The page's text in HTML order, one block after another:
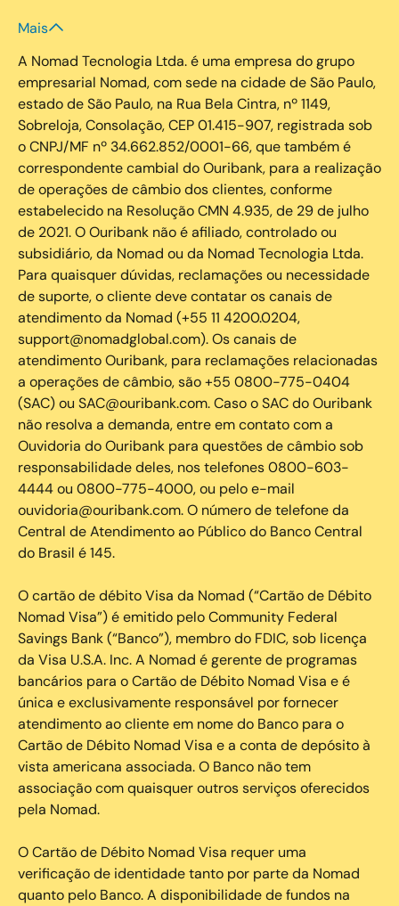
Mais
A Nomad Tecnologia Ltda. é uma empresa do grupo
empresarial Nomad, com sede na cidade de São Paulo,
estado de São Paulo, na Rua Bela Cintra, nº 1149,
Sobreloja, Consolação, CEP 01.415-907, registrada sob
o CNPJ/MF nº 34.662.852/0001-66, que também é
correspondente cambial do Ouribank, para a realização
de operações de câmbio dos clientes, conforme
estabelecido na Resolução CMN 4.935, de 29 de julho
de 2021. O Ouribank não é afiliado, controlado ou
subsidiário, da Nomad ou da Nomad Tecnologia Ltda.
Para quaisquer dúvidas, reclamações ou necessidade
de suporte, o cliente deve contatar os canais de
atendimento da Nomad (+55 11 4200.0204,
support@nomadglobal.com). Os canais de
atendimento Ouribank, para reclamações relacionadas
a operações de câmbio, são +55 0800-775-0404
(SAC) ou SAC@ouribank.com. Caso o SAC do Ouribank
não resolva a demanda, entre em contato com a
Ouvidoria do Ouribank para questões de câmbio sob
responsabilidade deles, nos telefones 0800-603-
4444 ou 0800-775-4000, ou pelo e-mail
ouvidoria@ouribank.com. O número de telefone da
Central de Atendimento ao Público do Banco Central
do Brasil é 145.
O cartão de débito Visa da Nomad (“Cartão de Débito
Nomad Visa”) é emitido pelo Community Federal
Savings Bank (“Banco”), membro do FDIC, sob licença
da Visa U.S.A. Inc. A Nomad é gerente de programas
bancários para o Cartão de Débito Nomad Visa e é
única e exclusivamente responsável por fornecer
atendimento ao cliente em nome do Banco para o
Cartão de Débito Nomad Visa e a conta de depósito à
vista americana associada. O Banco não tem
associação com quaisquer outros serviços oferecidos
pela Nomad.
O Cartão de Débito Nomad Visa requer uma
verificação de identidade tanto por parte da Nomad
quanto pelo Banco. A disponibilidade de fundos na